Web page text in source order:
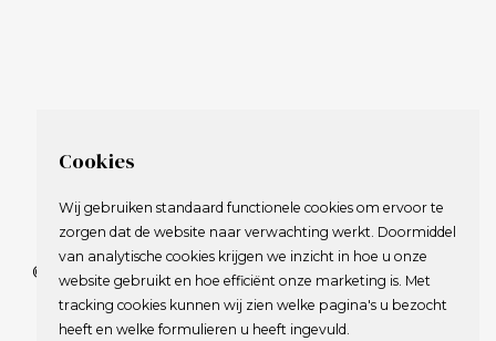
© 2009-2023 Nederlandse Vereniging van Golfspelende
Journalisten.
Alle rechten voorbehouden.
Cookies
Wij gebruiken standaard functionele cookies om ervoor te
zorgen dat de website naar verwachting werkt. Doormiddel
van analytische cookies krijgen we inzicht in hoe u onze
website gebruikt en hoe efficiënt onze marketing is. Met
tracking cookies kunnen wij zien welke pagina's u bezocht
heeft en welke formulieren u heeft ingevuld.